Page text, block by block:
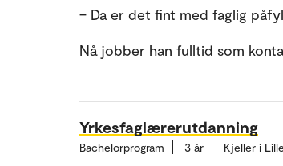
– Da er det fint med faglig
Nå jobber han fulltid som
Yrkesfaglærerutdanning
Bachelorprogram 3 år Kjeller i